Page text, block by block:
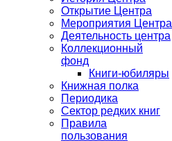
Открытие Центра
Мероприятия Центра
Деятельность центра
Коллекционный
фонд
Книги-юбиляры
Книжная полка
Периодика
Сектор редких книг
Правила
пользования